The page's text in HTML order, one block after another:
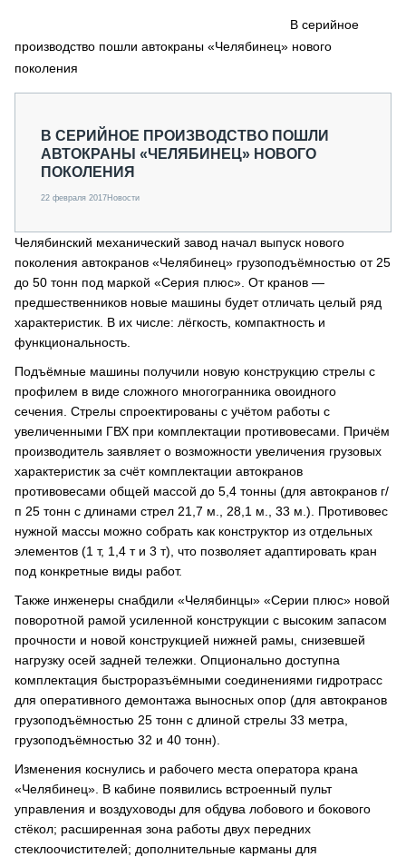
СПЕЦПРОЕКТЫ
МЕРОПРИЯТИЯ
СТАТЬИ ПО КАТЕГОРИЯМ ТЕХНИКИ
В серийное
производство пошли автокраны «Челябинец» нового
поколения
В СЕРИЙНОЕ ПРОИЗВОДСТВО ПОШЛИ
АВТОКРАНЫ «ЧЕЛЯБИНЕЦ» НОВОГО
ПОКОЛЕНИЯ
22 февраля 2017Новости
Челябинский механический завод начал выпуск нового
поколения автокранов «Челябинец» грузоподъёмностью от 25
до 50 тонн под маркой «Серия плюс». От кранов —
предшественников новые машины будет отличать целый ряд
характеристик. В их числе: лёгкость, компактность и
функциональность.
Подъёмные машины получили новую конструкцию стрелы с
профилем в виде сложного многогранника овоидного
сечения. Стрелы спроектированы с учётом работы с
увеличенными ГВХ при комплектации противовесами. Причём
производитель заявляет о возможности увеличения грузовых
характеристик за счёт комплектации автокранов
противовесами общей массой до 5,4 тонны (для автокранов г/
п 25 тонн с длинами стрел 21,7 м., 28,1 м., 33 м.). Противовес
нужной массы можно собрать как конструктор из отдельных
элементов (1 т, 1,4 т и 3 т), что позволяет адаптировать кран
под конкретные виды работ.
Также инженеры снабдили «Челябинцы» «Серии плюс» новой
поворотной рамой усиленной конструкции с высоким запасом
прочности и новой конструкцией нижней рамы, снизевшей
нагрузку осей задней тележки. Опционально доступна
комплектация быстроразъёмными соединениями гидротрасс
для оперативного демонтажа выносных опор (для автокранов
грузоподъёмностью 25 тонн с длиной стрелы 33 метра,
грузоподъёмностью 32 и 40 тонн).
Изменения коснулись и рабочего места оператора крана
«Челябинец». В кабине появились встроенный пульт
управления и воздуховоды для обдува лобового и бокового
стёкол; расширенная зона работы двух передних
стеклоочистителей; дополнительные карманы для